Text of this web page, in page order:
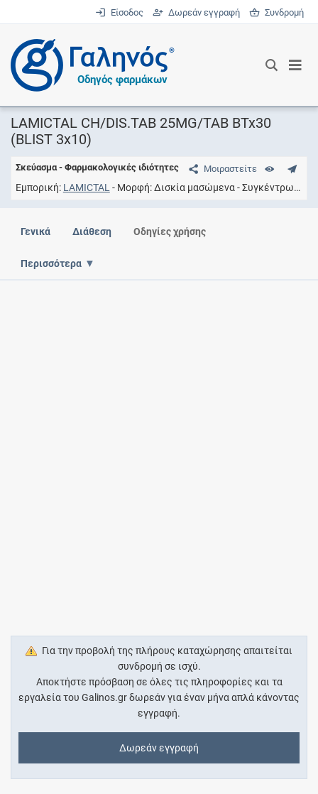
Είσοδος Δωρεάν εγγραφή Συνδρομή
®
Οδηγός φαρμάκων
LAMICTAL CH/DIS.TAB 25MG/TAB BTx30
(BLIST 3x10)
Μοιραστείτε
Σκεύασμα - Φαρμακολογικές ιδιότητες
Εμπορική LAMICTAL Μορφή Δισκία μασώμενα Συγκέντρωση
Γενικά Διάθεση Οδηγίες χρήσης
Περισσότερα
Για την προβολή της πλήρους καταχώρησης απαιτείται
συνδρομή σε ισχύ.
Αποκτήστε πρόσβαση σε όλες τις πληροφορίες και τα
εργαλεία του Galinos.gr δωρεάν για έναν μήνα απλά κάνοντας
εγγραφή.
Δωρεάν εγγραφή